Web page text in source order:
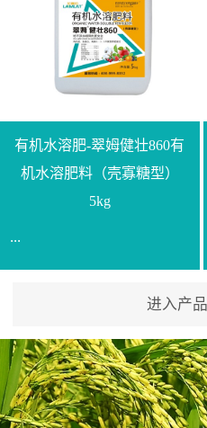
【产品规格】1000g【技术
指标】N≥330g/L【企业标
准】Q/LML O01-2022【使
用方法】1、飞防：每亩
复配其他农药、肥料并提
高药效，间隔2-3周，可连
释均匀喷施苗床;移栽前一
天，用同样方法再喷施一
次。移栽前使用，储存在
苗株体内，移栽后，逐步
释放并快速补充营养。3、
作为补氮肥使用：30-100
倍喷施，在开花前期、幼
果期及采摘后各施一次，
有机水溶肥-翠姆健壮860有
机水溶肥料（壳寡糖型）
5kg
...
【通用名称】有机水溶肥
料【产品剂型】水剂【产
品规格】5kg、20kg【技术
指标】有机质≥200g/L、
N+K2O70g/L、PH:6.5-
进入产